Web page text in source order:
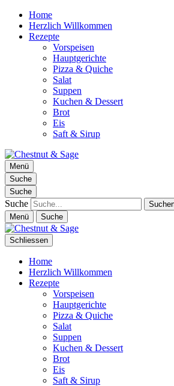
Home
Herzlich Willkommen
Rezepte
Vorspeisen
Hauptgerichte
Pizza & Quiche
Salat
Suppen
Kuchen & Dessert
Brot
Eis
Saft & Sirup
Chestnut & Sage
Foodblog | essen. trinken. genießen.
Menü
Suche
Suche
Suche
Menü Suche
Schliessen
Home
Herzlich Willkommen
Rezepte
Vorspeisen
Hauptgerichte
Pizza & Quiche
Salat
Suppen
Kuchen & Dessert
Brot
Eis
Saft & Sirup